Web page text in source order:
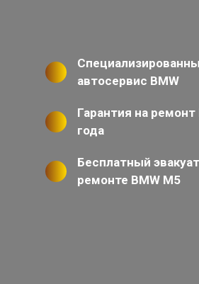
автосервис BMW
Гарантия на
года
Бесплатный
ремонте BMW M5